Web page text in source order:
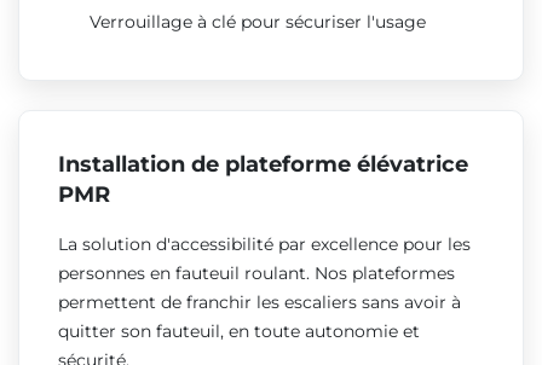
Verrouillage à clé pour sécuriser l'usage
Installation de plateforme élévatrice
PMR
La solution d'accessibilité par excellence pour les
personnes en fauteuil roulant. Nos plateformes
permettent de franchir les escaliers sans avoir à
quitter son fauteuil, en toute autonomie et
sécurité.